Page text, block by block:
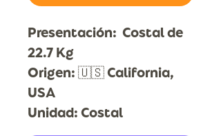
Presentación: Costal de
22.7 Kg
Origen: 🇺🇸 California,
USA
Unidad: Costal